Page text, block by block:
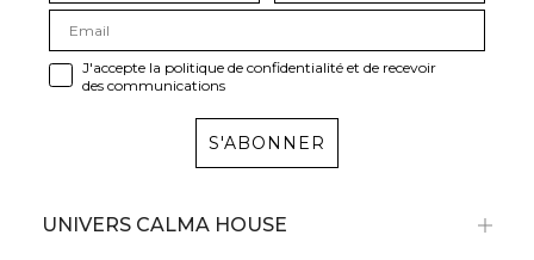
J'accepte la politique de confidentialité et de recevoir
des communications
S'ABONNER
UNIVERS CALMA HOUSE